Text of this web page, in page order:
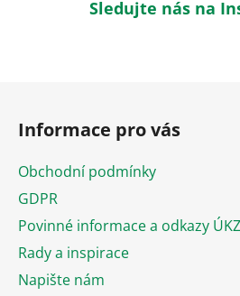
Sledujte nás na
Informace pro vás
Obchodní podmínky
GDPR
Povinné informace a odkazy
Rady a inspirace
Napište nám